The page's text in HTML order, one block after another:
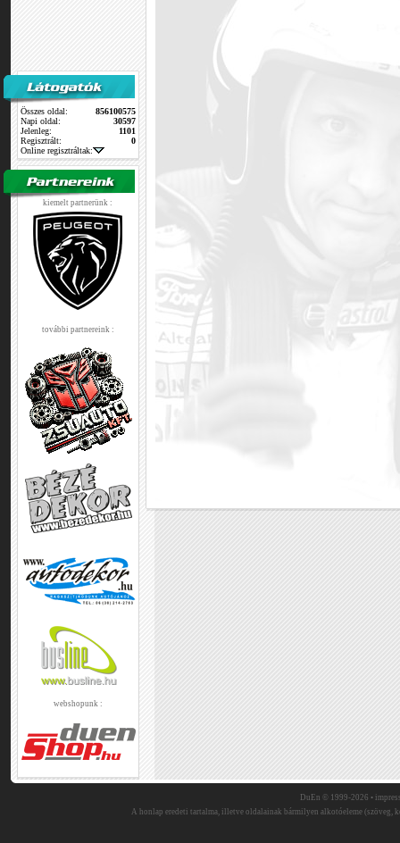
Összes oldal:
856100575
Napi oldal:
30597
Jelenleg:
1101
Regisztrált:
0
Online regisztráltak:
kiemelt partnerünk :
további partnereink :
webshopunk :
DuEn © 1999-2026 •
A honlap eredeti tartalma, illetve oldalainak bármilyen alkotóeleme (szöveg,